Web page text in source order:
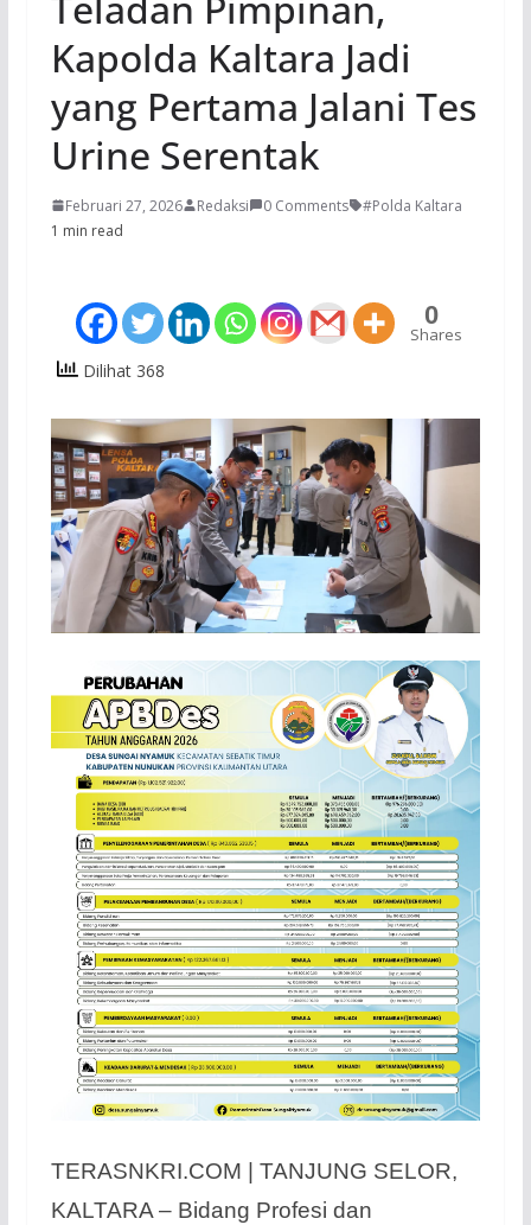
Kapolda Kaltara Jadi
yang Pertama Jalani Tes
Urine Serentak
Februari 27, 2026 Redaksi 0 Comments
#Polda Kaltara
1 min read
0
Shares
Dilihat 368
TERASNKRI.COM | TANJUNG SELOR,
KALTARA – Bidang Profesi dan